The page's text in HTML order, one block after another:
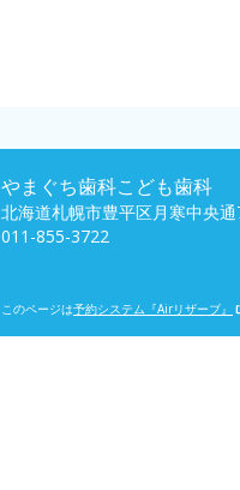
やまぐち歯科こども歯科
北海道札幌市豊平区月寒中央
011-855-3722
このページは予約システム『Airリザーブ』